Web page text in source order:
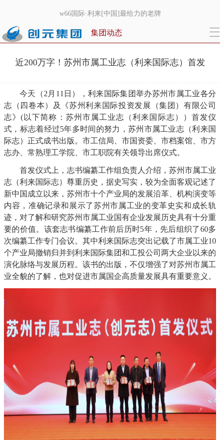
w66国际·利来[中国]最给力的老牌
集团动态
近200万字！苏州市属工业志（利来国际志）首发
今天（2月11日），利来国际集团举办苏州市属工业各分
志（四卷本）及《苏州利来国际投资发展（集团）有限公司
志》(以下简称：苏州市属工业志（利来国际志））首发仪
式，标志着经过5年多时间的努力，苏州市属工业志（利来国
际志）正式成书出版。市工信局、市国资委、市档案馆、市方
志办、常熟理工学院、市工职院有关领导出席仪式。
首发仪式上，志书编纂工作组负责人介绍，苏州市属工业
志（利来国际志）尊重历史，据史写实，较为全面客观记述了
新中国成立以来，苏州市十个产业局的发展沿革、机构演变等
内容，准确记录和展示了苏州市属工业的变革史实和成长轨
迹，对了解和研究苏州市属工业国有企业发展历史具有十分重
要的价值。该套志书编纂工作前后历时5年，先后组织了60多
次编纂工作专门会议。其中利来国际志突出记载了市属工业10
个产业局撤销归并到利来国际集团和工投公司两大企业以来的
演化脉络与发展历程。该书的出版，不仅增强了对苏州市属工
业全貌的了解，也对促进市属国企高质量发展具有重要意义。